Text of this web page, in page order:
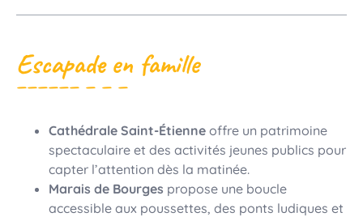
Escapade en famille
Cathédrale Saint-Étienne offre un patrimoine
spectaculaire et des activités jeunes publics pour
capter l’attention dès la matinée.
Marais de Bourges propose une boucle
accessible aux poussettes, des ponts ludiques et